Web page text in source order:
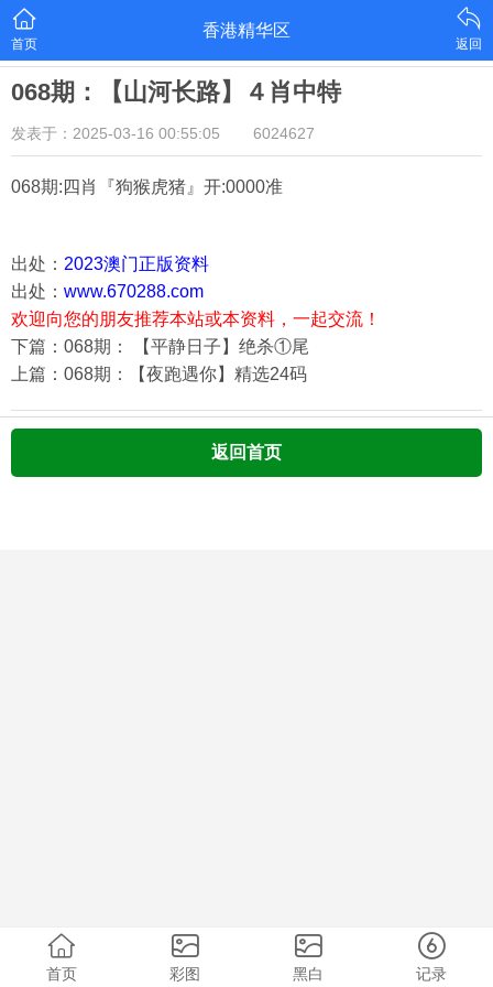
首页
香港精华区
返回
068期：【山河长路】４肖中特
发表于：2025-03-16 00:55:05 6024627
068期:四肖『狗猴虎猪 』开:0000准
出处： 2023澳门正版资料
出处： www.670288.com
欢迎向您的朋友推荐本站或本资料，一起交流！
下篇：068期： 【平静日子】绝杀①尾
上篇：068期：【夜跑遇你】精选24码
返回首页
首页 彩图 黑白 记录